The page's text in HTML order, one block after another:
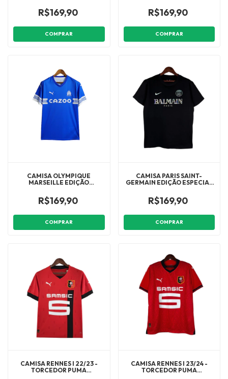
DETALHES EM BRANCO
R$169,90
COMPRAR
- VERMELHA COM DETALHES
EM AZUL E BRANCO
R$169,90
COMPRAR
CAMISA OLYMPIQUE
MARSEILLE EDIÇÃO
PUMA MASCULINA - AZUL
COM DETALHES EM BRANCO
R$169,90
COMPRAR
CAMISA PARIS SAINT-
GERMAIN EDIÇÃO ESPECIAL
MASCULINA - PRETA COM
DETALHES REFLETIVOS
R$169,90
COMPRAR
CAMISA RENNES I 22/23 -
TORCEDOR PUMA
CAMISA RENNES I 23/24 -
TORCEDOR PUMA